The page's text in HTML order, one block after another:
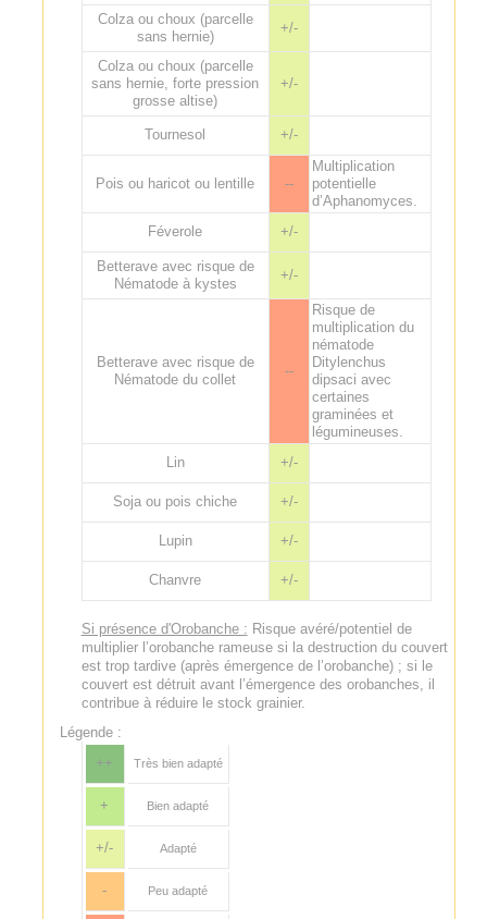
Colza ou choux (parcelle
sans hernie)
+/-
Colza ou choux (parcelle
sans hernie, forte pression
grosse altise)
+/-
Tournesol +/-
Pois ou haricot ou lentille --
Multiplication
potentielle
d’Aphanomyces.
Féverole
+/-
Betterave avec risque de
Nématode à kystes
+/-
Betterave avec risque de
Nématode du collet
--
Risque de
multiplication du
nématode
Ditylenchus
dipsaci avec
certaines
graminées et
légumineuses.
Lin
+/-
Soja ou pois chiche +/-
Lupin +/-
Chanvre +/-
Si présence d'Orobanche : Risque avéré/potentiel de
multiplier l’orobanche rameuse si la destruction du couvert
est trop tardive (après émergence de l’orobanche) ; si le
couvert est détruit avant l’émergence des orobanches, il
contribue à réduire le stock grainier.
Légende :
++
Très bien adapté
+ Bien adapté
+/- Adapté
- Peu adapté